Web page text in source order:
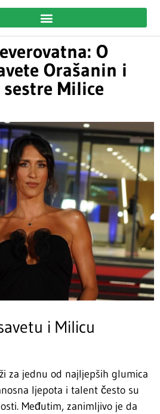
O
Orašanin i
Milice
i Milicu
za jednu od najljepših glumica
ljepota i talent često su
Međutim, zanimljivo je da